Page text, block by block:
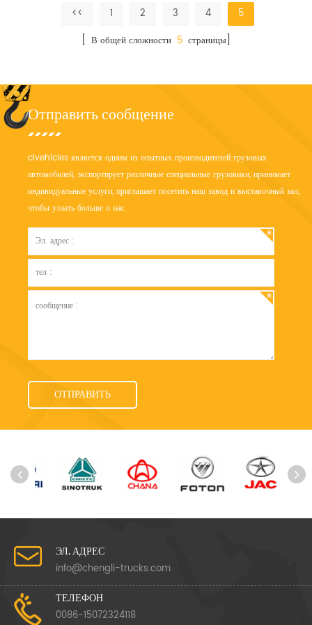
<< 1 2 3 4
5
[ В общей сложности 5 страницы]
Отправить сообщение
clvehicles является одним из опытных производителей грузовых
автомобилей, экспортирует различные специальные грузовики, принимает
индивидуальные услуги, приглашает посетить наш завод и выставочный зал,
чтобы узнать больше о нас.
ЭЛ. АДРЕС
info@chengli-trucks.com
ТЕЛЕФОН
0086-15072324118